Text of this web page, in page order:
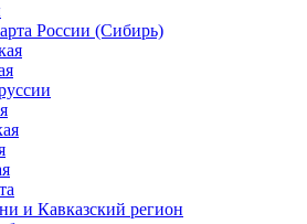
России (Сибирь)
и Кавказский регион